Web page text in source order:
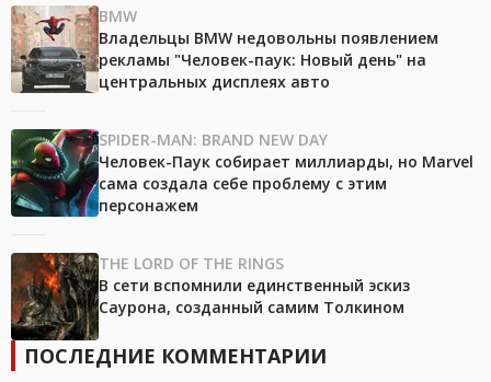
BMW
Владельцы BMW недовольны появлением
рекламы "Человек-паук: Новый день" на
центральных дисплеях авто
SPIDER-MAN: BRAND NEW DAY
Человек-Паук собирает миллиарды, но Marvel
сама создала себе проблему с этим
персонажем
THE LORD OF THE RINGS
В сети вспомнили единственный эскиз
Саурона, созданный самим Толкином
ПОСЛЕДНИЕ КОММЕНТАРИИ